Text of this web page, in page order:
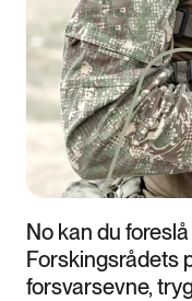
No kan du
Forskingsrådets
forsvarsevne,